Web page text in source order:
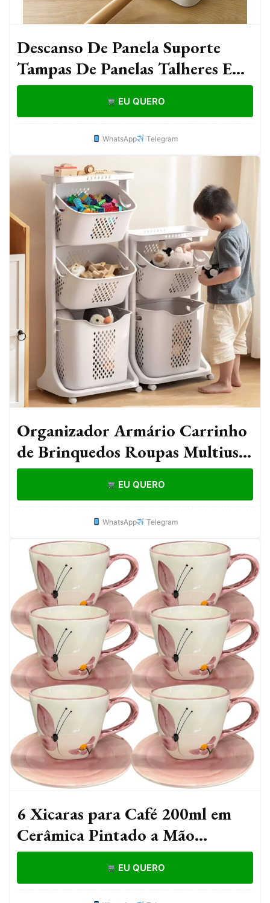
Descanso De Panela Suporte
Tampas De Panelas Talheres E
Acessórios Organizador Porta
Tempero Cozinha
EU QUERO
WhatsApp Telegram
Organizador Armário Carrinho
de Brinquedos Roupas Multiuso
com Rodinhas Banheiro
Lavanderia Cozinha Quartos
EU QUERO
WhatsApp Telegram
6 Xicaras para Café 200ml em
Cerâmica Pintado a Mão
Borboleta
EU QUERO